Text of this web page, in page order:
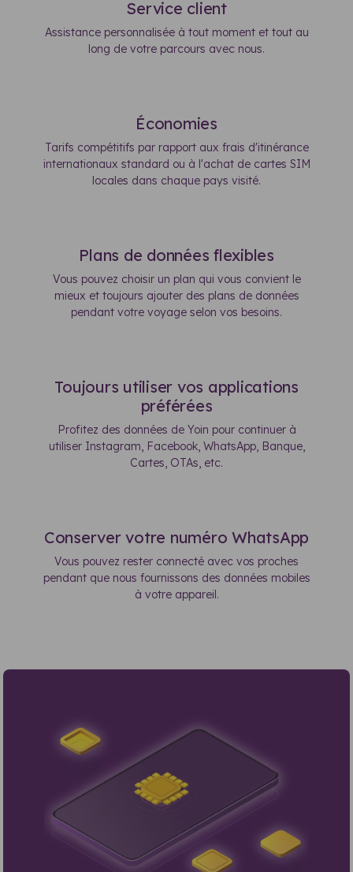
Service client
Assistance personnalisée à tout moment et tout au
long de votre parcours avec nous.
Économies
Tarifs compétitifs par rapport aux frais d'itinérance
internationaux standard ou à l'achat de cartes SIM
locales dans chaque pays visité.
Plans de données flexibles
Vous pouvez choisir un plan qui vous convient le
mieux et toujours ajouter des plans de données
pendant votre voyage selon vos besoins.
Toujours utiliser vos applications
préférées
Profitez des données de Yoin pour continuer à
utiliser Instagram, Facebook, WhatsApp, Banque,
Cartes, OTAs, etc.
Conserver votre numéro WhatsApp
Vous pouvez rester connecté avec vos proches
pendant que nous fournissons des données mobiles
à votre appareil.